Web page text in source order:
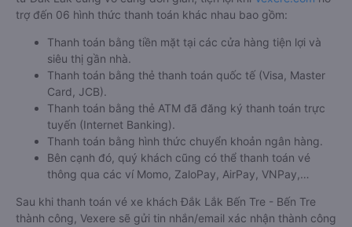
trợ đến 06 hình thức thanh toán khác nhau bao gồm:
Thanh toán bằng tiền mặt tại các cửa hàng tiện lợi và
siêu thị gần nhà.
Thanh toán bằng thẻ thanh toán quốc tế (Visa, Master
Card, JCB).
Thanh toán bằng thẻ ATM đã đăng ký thanh toán trực
tuyến (Internet Banking).
Thanh toán bằng hình thức chuyển khoản ngân hàng.
Bên cạnh đó, quý khách cũng có thể thanh toán vé
thông qua các ví Momo, ZaloPay, AirPay, VNPay,…
Sau khi thanh toán vé xe khách Đắk Lắk Bến Tre - Bến Tre
thành công, Vexere sẽ gửi tin nhắn/email xác nhận thành công